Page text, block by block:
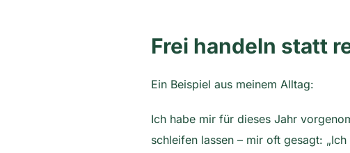
Frei handeln statt
Ein Beispiel aus meinem Alltag:
Ich habe mir für dieses Jahr
schleifen lassen – mir oft gesagt: